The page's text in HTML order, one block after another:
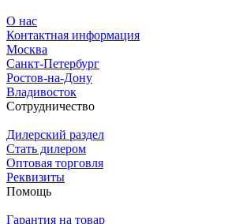
О нас
Контактная информация
Москва
Санкт-Петербург
Ростов-на-Дону
Владивосток
Сотрудничество
Дилерский раздел
Стать дилером
Оптовая торговля
Реквизиты
Помощь
Гарантия на товар